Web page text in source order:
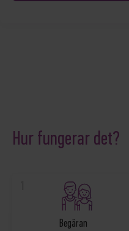
Hur fungerar det?
Begäran